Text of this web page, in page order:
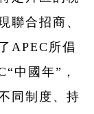
聯合招商、
APEC所倡
中國年”，
同制度、持